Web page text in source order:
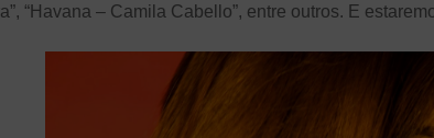
“Havana – Camila Cabello”, entre outros. E